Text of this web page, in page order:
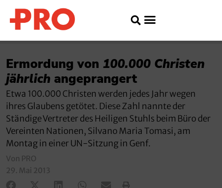
Ermordung von 100.000 Christen
jährlich angeprangert
Etwa 100.000 Christen werden jedes Jahr wegen
ihres Glaubens getötet. Diese Zahl nannte der
Ständige Vertreter des Heiligen Stuhls beim Büro der
Vereinten Nationen, Silvano Maria Tomasi, am
Montag in einer UN-Sitzung in Genf.
Von PRO
29. Mai 2013